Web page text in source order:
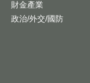
財金產業
政治/外交/國防